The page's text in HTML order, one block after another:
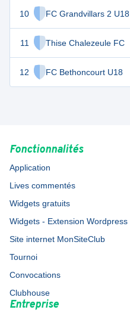
10 FC Grandvillars 2 U18
11 Thise Chalezeule FC
12 FC Bethoncourt U18
17 20
0
-9
Fonctionnalités
Application
Lives commentés
Widgets gratuits
Widgets - Extension Wordpress
Site internet MonSiteClub
Tournoi
Convocations
Clubhouse
Entreprise